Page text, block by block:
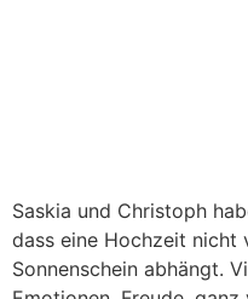
Saskia und Christoph
dass eine Hochzeit nicht
Sonnenschein abhängt.